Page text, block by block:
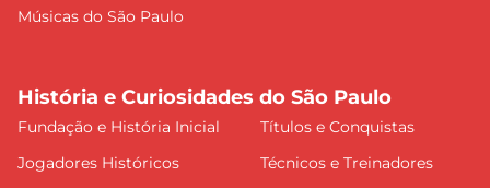
Músicas do São Paulo
História e Curiosidades do São Paulo
Fundação e História Inicial
Títulos e Conquistas
Jogadores Históricos
Técnicos e Treinadores